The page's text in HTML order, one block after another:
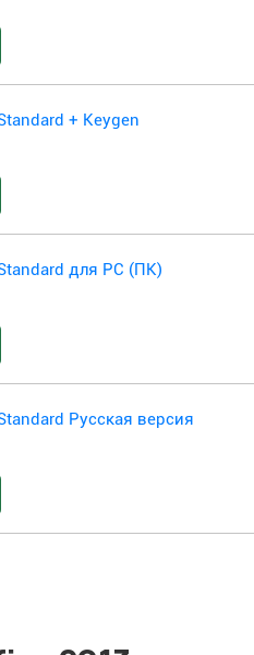
+ Keygen
для PC (ПК)
Русская версия